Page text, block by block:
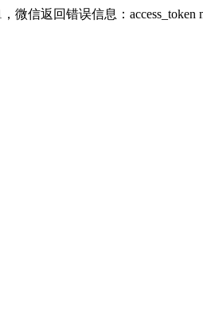
微信返回错误信息：access_token